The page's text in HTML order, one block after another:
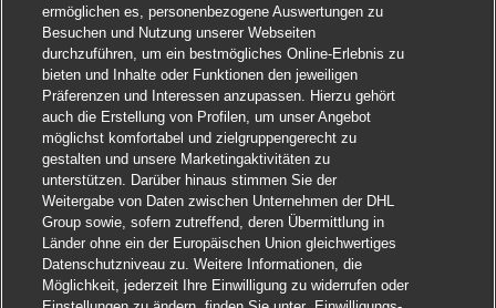
ermöglichen es, personenbezogene Auswertungen zu
Besuchen und Nutzung unserer Webseiten
durchzuführen, um ein bestmögliches Online-Erlebnis zu
bieten und Inhalte oder Funktionen den jeweiligen
Präferenzen und Interessen anzupassen. Hierzu gehört
auch die Erstellung von Profilen, um unser Angebot
möglichst komfortabel und zielgruppengerecht zu
gestalten und unsere Marketingaktivitäten zu
unterstützen. Darüber hinaus stimmen Sie der
Weitergabe von Daten zwischen Unternehmen der DHL
Group sowie, sofern zutreffend, deren Übermittlung in
Länder ohne ein der Europäischen Union gleichwertiges
Datenschutzniveau zu. Weitere Informationen, die
Möglichkeit, jederzeit Ihre Einwilligung zu widerrufen oder